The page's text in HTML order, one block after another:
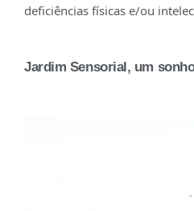
deficiências físicas e/ou
Jardim Sensorial, um